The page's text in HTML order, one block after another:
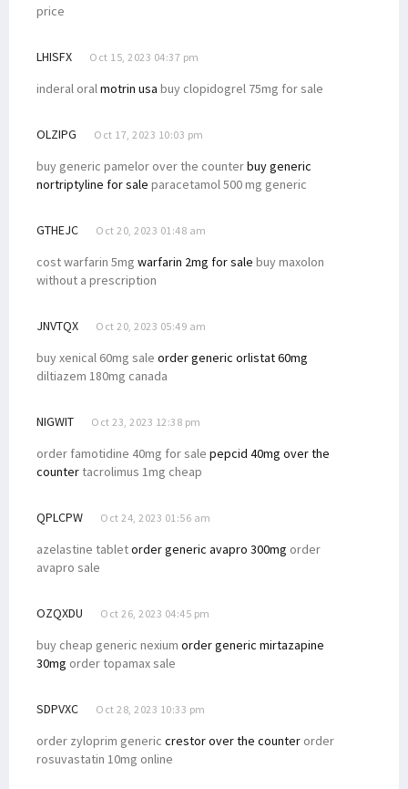
price
LHISFX Oct 15, 2023 04:37 pm
inderal oralmotrin usa buy clopidogrel 75mg for sale
OLZIPG Oct 17, 2023 10:03 pm
buy generic pamelor over the counterbuy generic
nortriptyline for sale paracetamol 500 mg generic
GTHEJC Oct 20, 2023 01:48 am
cost warfarin 5mg warfarin 2mg for sale buy maxolon
without a prescription
JNVTQX Oct 20, 2023 05:49 am
buy xenical 60mg sale order generic orlistat 60mg
diltiazem 180mg canada
NIGWIT Oct 23, 2023 12:38 pm
order famotidine 40mg for sale pepcid 40mg over the
countertacrolimus 1mg cheap
QPLCPW Oct 24, 2023 01:56 am
azelastine tabletorder generic avapro 300mg order
avapro sale
OZQXDU Oct 26, 2023 04:45 pm
buy cheap generic nexium order generic mirtazapine
30mg order topamax sale
SDPVXC Oct 28, 2023 10:33 pm
order zyloprim generic crestor over the counter order
rosuvastatin 10mg online